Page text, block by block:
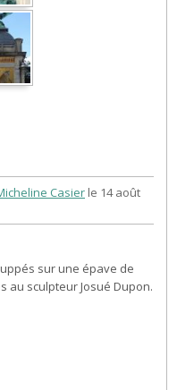
Casier le 14 août
sur une épave de
au sculpteur Josué Dupon.